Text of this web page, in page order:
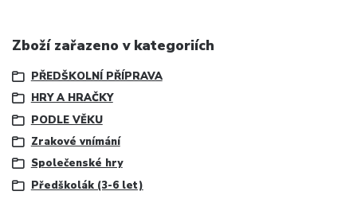
Zboží zařazeno v kategoriích
PŘEDŠKOLNÍ PŘÍPRAVA
HRY A HRAČKY
PODLE VĚKU
Zrakové vnímání
Společenské hry
Předškolák (3-6 let)